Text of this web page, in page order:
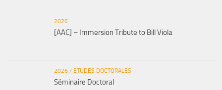
2026
[AAC] – Immersion Tribute to Bill Viola
2026 / ETUDES DOCTORALES
Séminaire Doctoral